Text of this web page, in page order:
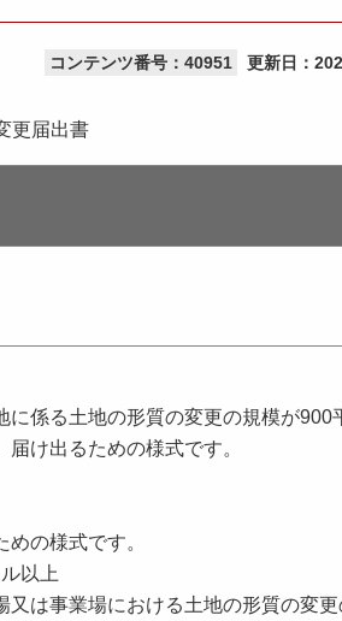
コンテンツ番号：40951 更新日：
更届出書
係る土地の形質の変更の規模が900
け出るための様式です。
の様式です。
以上
又は事業場における土地の形質の変